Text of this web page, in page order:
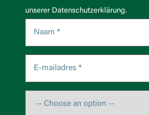
unserer Datenschutzerklärung.